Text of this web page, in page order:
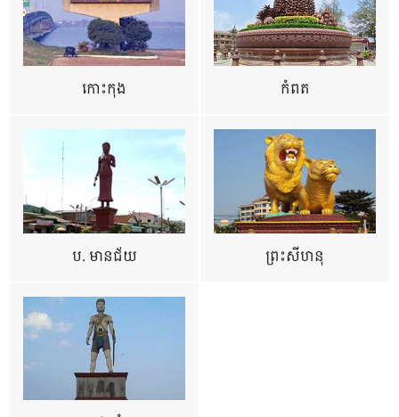
កោះកុង កំពត
ប. មានជ័យ ព្រះសីហនុ